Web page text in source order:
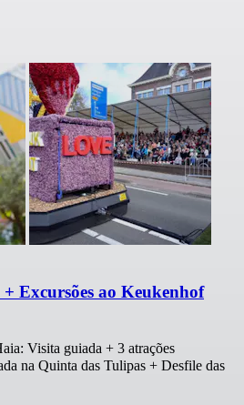
Excursões ao Keukenhof
Visita guiada + 3 atrações
na Quinta das Tulipas + Desfile das